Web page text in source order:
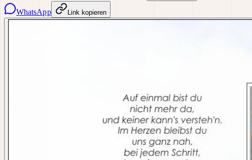
WhatsApp Link kopieren